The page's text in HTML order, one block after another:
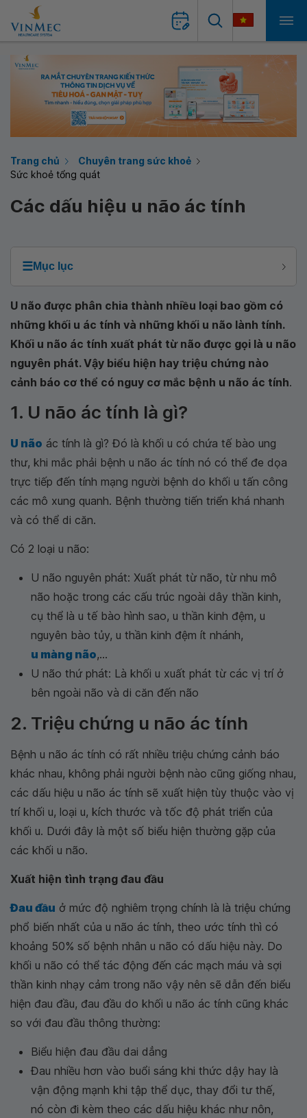
Trang chủ
Chuyên trang sức khoẻ
Sức khoẻ tổng quát
Các dấu hiệu u não ác tính
☰Mục lục
U não được phân chia thành nhiều loại bao gồm có
những khối u ác tính và những khối u não lành tính.
Khối u não ác tính xuất phát từ não được gọi là u não
nguyên phát. Vậy biểu hiện hay triệu chứng nào
cảnh báo cơ thể có nguy cơ mắc bệnh u não ác tính.
1. U não ác tính là gì?
U não ác tính là gì? Đó là khối u có chứa tế bào ung
thư, khi mắc phải bệnh u não ác tính nó có thể đe dọa
trực tiếp đến tính mạng người bệnh do khối u tấn công
các mô xung quanh. Bệnh thường tiến triển khá nhanh
và có thể di căn.
Có 2 loại u não:
U não nguyên phát: Xuất phát từ não, từ nhu mô
não hoặc trong các cấu trúc ngoài dây thần kinh,
cụ thể là u tế bào hình sao, u thần kinh đệm, u
nguyên bào tủy, u thần kinh đệm ít nhánh,
u màng não,...
U não thứ phát: Là khối u xuất phát từ các vị trí ở
bên ngoài não và di căn đến não
2. Triệu chứng u não ác tính
Bệnh u não ác tính có rất nhiều triệu chứng cảnh báo
khác nhau, không phải người bệnh nào cũng giống nhau,
các dấu hiệu u não ác tính sẽ xuất hiện tùy thuộc vào vị
trí khối u, loại u, kích thước và tốc độ phát triển của
khối u. Dưới đây là một số biểu hiện thường gặp của
các khối u não.
Xuất hiện tình trạng đau đầu
Đau đầu ở mức độ nghiêm trọng chính là là triệu chứng
phổ biến nhất của u não ác tính, theo ước tính thì có
khoảng 50% số bệnh nhân u não có dấu hiệu này. Do
khối u não có thể tác động đến các mạch máu và sợi
thần kinh nhạy cảm trong não vậy nên sẽ dẫn đến biểu
hiện đau đầu, đau đầu do khối u não ác tính cũng khác
so với đau đầu thông thường:
Biểu hiện đau đầu dai dẳng
Đau nhiều hơn vào buổi sáng khi thức dậy hay là
vận động mạnh khi tập thể dục, thay đổi tư thế,
nó còn đi kèm theo các dấu hiệu khác như nôn,